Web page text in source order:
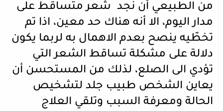
من الطبيعي أن نجد شعر متساقط على
مدار اليوم، الا أنه هناك حد معين، اذا تم
تخطّيه ينصح بعدم الاهمال به لربما يكون
دلالة على مشكلة تساقط الشعر التي
تؤدي الى الصلع، لذلك من المستحسن أن
يعاين الشخص طبيب جلد لتشخيص
الحالة ومعرفة السبب وتلقي العلاج